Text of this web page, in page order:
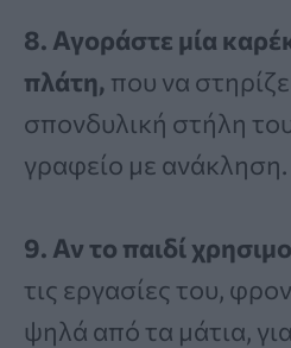
8. Αγοράστε μία
πλάτη, που να
σπονδυλική στήλη
γραφείο με ανάκληση.
9. Αν το παιδί
τις εργασίες του,
ψηλά από τα μάτια,